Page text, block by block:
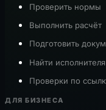
Проверить нормы
Выполнить расчёт
Подготовить
Найти исполнителя
Проверки по
ДЛЯ БИЗНЕСА